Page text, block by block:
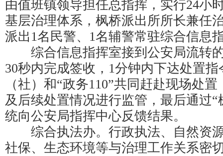
由值班镇领导担任总指挥，实行24小
基层治理体系，枫桥派出所所长兼任
派出1名民警、1名辅警常驻综合信息
综合信息指挥室接到公安局流转
30秒内完成签收，1分钟内下达处置
（社）和“政务110”共同赶赴现场处
及后续处置情况进行监管，最后通过“
统向公安局指挥中心反馈结果。
综合执法办。行政执法、自然资
社保、生态环境等与治理工作关系密